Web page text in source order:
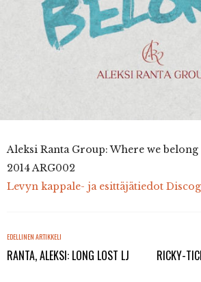
Aleksi Ranta Group: Where we belong
2014 ARG002
Levyn kappale- ja esittäjätiedot
EDELLINEN ARTIKKELI
RANTA, ALEKSI: LONG LOST LJ
RICKY-